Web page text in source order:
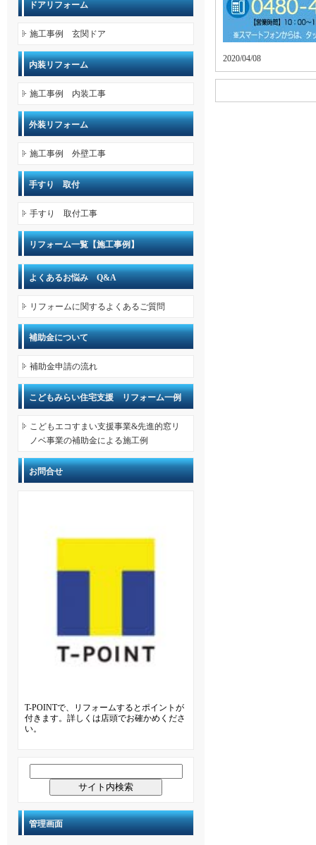
2020/04/08
ドアリフォーム
施工事例 玄関ドア
内装リフォーム
施工事例 内装工事
外装リフォーム
施工事例 外壁工事
手すり 取付
手すり 取付工事
リフォーム一覧【施工事例】
よくあるお悩み Q&A
リフォームに関するよくあるご質問
補助金について
補助金申請の流れ
こどもみらい住宅支援 リフォーム一例
こどもエコすまい支援事業&先進的窓リ
ノベ事業の補助金による施工例
お問合せ
T-POINTで、リフォームするとポイントが
付きます。詳しくは店頭でお確かめくださ
い。
管理画面